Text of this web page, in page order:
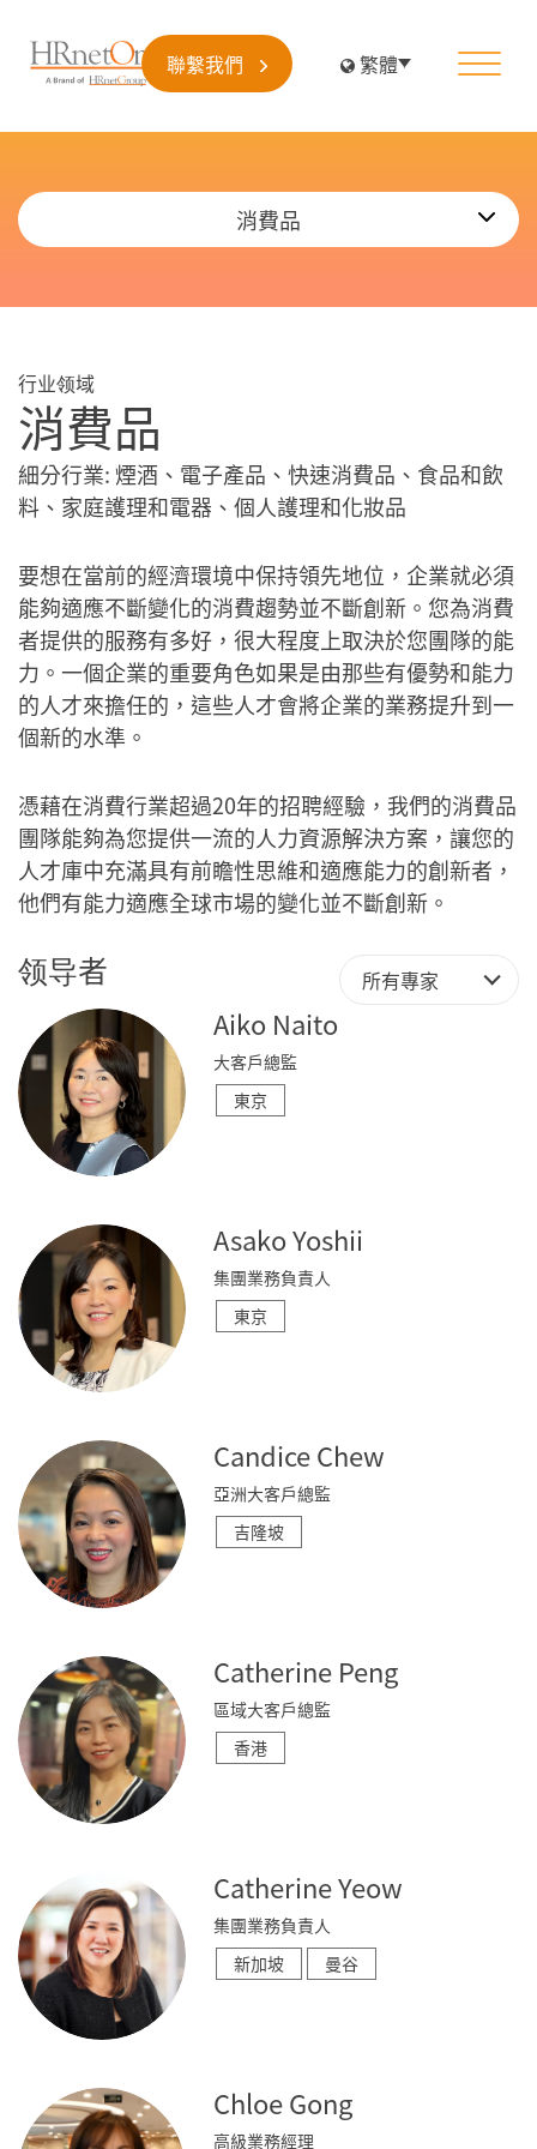
聯繫我們 繁體
消費品
行业领域
消費品
細分行業: 煙酒、電子產品、快速消費品、食品和飲
料、家庭護理和電器、個人護理和化妝品
要想在當前的經濟環境中保持領先地位，企業就必須
能夠適應不斷變化的消費趨勢並不斷創新。您為消費
者提供的服務有多好，很大程度上取決於您團隊的能
力。一個企業的重要角色如果是由那些有優勢和能力
的人才來擔任的，這些人才會將企業的業務提升到一
個新的水準。
憑藉在消費行業超過20年的招聘經驗，我們的消費品
團隊能夠為您提供一流的人力資源解決方案，讓您的
人才庫中充滿具有前瞻性思維和適應能力的創新者，
他們有能力適應全球市場的變化並不斷創新。
领导者 所有專家
Aiko Naito
大客戶總監
東京
Asako Yoshii
集團業務負責人
東京
Candice Chew
亞洲大客戶總監
吉隆坡
Catherine Peng
區域大客戶總監
香港
Catherine Yeow
集團業務負責人
新加坡
曼谷
Chloe Gong
高級業務經理